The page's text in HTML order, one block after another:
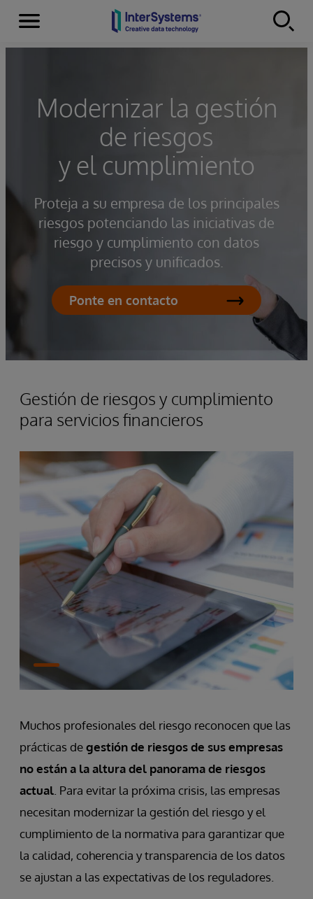
Skip to content
Secciones
Modernizar la gestión
de riesgos
y el cumplimiento
Proteja a su empresa de los principales
riesgos potenciando las iniciativas de
riesgo y cumplimiento con datos
precisos y unificados.
Ponte en contacto
Gestión de riesgos y cumplimiento
para servicios financieros
Muchos profesionales del riesgo reconocen que las
prácticas degestión de riesgos de sus empresas
no están a la altura del panorama de riesgos
actual . Para evitar la próxima crisis, las empresas
necesitan modernizar la gestión del riesgo y el
cumplimiento de la normativa para garantizar que
la calidad, coherencia y transparencia de los datos
se ajustan a las expectativas de los reguladores.